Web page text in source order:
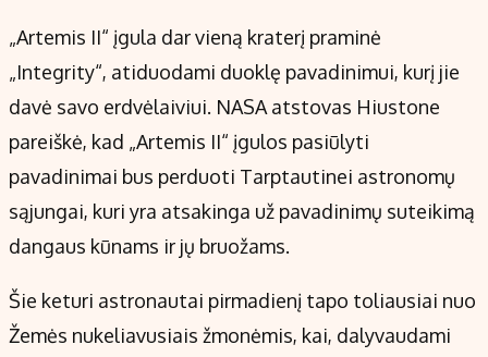
„Artemis II“ įgula dar vieną kraterį praminė
„Integrity“, atiduodami duoklę pavadinimui, kurį jie
davė savo erdvėlaiviui. NASA atstovas Hiustone
pareiškė, kad „Artemis II“ įgulos pasiūlyti
pavadinimai bus perduoti Tarptautinei astronomų
sąjungai, kuri yra atsakinga už pavadinimų suteikimą
dangaus kūnams ir jų bruožams.
Šie keturi astronautai pirmadienį tapo toliausiai nuo
Žemės nukeliavusiais žmonėmis, kai, dalyvaudami